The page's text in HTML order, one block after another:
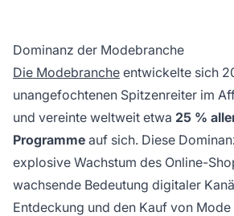
Dominanz der Modebranche
Die Modebranche entwickelte sich
unangefochtenen Spitzenreiter im
und vereinte weltweit etwa 25 %
Programme auf sich. Diese
explosive Wachstum des Online-
wachsende Bedeutung digitaler
Entdeckung und den Kauf von